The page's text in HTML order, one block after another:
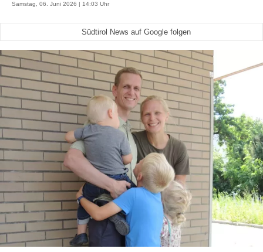
Samstag, 06. Juni 2026 | 14:03 Uhr
Südtirol News auf Google folgen